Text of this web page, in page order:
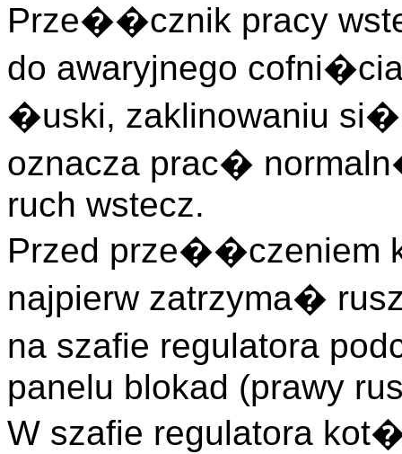
Prze��cznik pracy
do awaryjnego
�uski, zaklinowaniu
oznacza prac�
ruch wstecz.
Przed prze��czeniem
najpierw zatrzyma�
na szafie regulatora
panelu blokad (prawy
W szafie regulatora